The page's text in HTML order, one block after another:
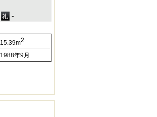
-
15.39m2
1988年9月